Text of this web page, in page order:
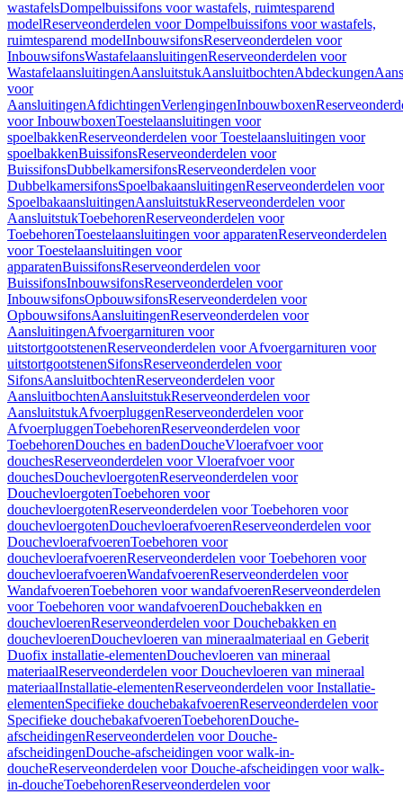
wastafelsDompelbuissifons voor wastafels, ruimtesparend
modelReserveonderdelen voor Dompelbuissifons voor wastafels,
ruimtesparend modelInbouwsifonsReserveonderdelen voor
InbouwsifonsWastafelaansluitingenReserveonderdelen voor
WastafelaansluitingenAansluitstukAansluitbochtenAbdeckungen
voor
AansluitingenAfdichtingenVerlengingenInbouwboxen
voor InbouwboxenToestelaansluitingen voor
spoelbakkenReserveonderdelen voor Toestelaansluitingen voor
spoelbakkenBuissifonsReserveonderdelen voor
BuissifonsDubbelkamersifonsReserveonderdelen voor
DubbelkamersifonsSpoelbakaansluitingenReserveonderdelen voor
SpoelbakaansluitingenAansluitstukReserveonderdelen voor
AansluitstukToebehorenReserveonderdelen voor
ToebehorenToestelaansluitingen voor apparatenReserveonderdelen
voor Toestelaansluitingen voor
apparatenBuissifonsReserveonderdelen voor
BuissifonsInbouwsifonsReserveonderdelen voor
InbouwsifonsOpbouwsifonsReserveonderdelen voor
OpbouwsifonsAansluitingenReserveonderdelen voor
AansluitingenAfvoergarnituren voor
uitstortgootstenenReserveonderdelen voor Afvoergarnituren voor
uitstortgootstenenSifonsReserveonderdelen voor
SifonsAansluitbochtenReserveonderdelen voor
AansluitbochtenAansluitstukReserveonderdelen voor
AansluitstukAfvoerpluggenReserveonderdelen voor
AfvoerpluggenToebehorenReserveonderdelen voor
ToebehorenDouches en badenDoucheVloerafvoer voor
douchesReserveonderdelen voor Vloerafvoer voor
douchesDouchevloergotenReserveonderdelen voor
DouchevloergotenToebehoren voor
douchevloergotenReserveonderdelen voor Toebehoren voor
douchevloergotenDouchevloerafvoerenReserveonderdelen voor
DouchevloerafvoerenToebehoren voor
douchevloerafvoerenReserveonderdelen voor Toebehoren voor
douchevloerafvoerenWandafvoerenReserveonderdelen voor
WandafvoerenToebehoren voor wandafvoerenReserveonderdelen
voor Toebehoren voor wandafvoerenDouchebakken en
douchevloerenReserveonderdelen voor Douchebakken en
douchevloerenDouchevloeren van mineraalmateriaal en Geberit
Duofix installatie-elementenDouchevloeren van mineraal
materiaalReserveonderdelen voor Douchevloeren van mineraal
materiaalInstallatie-elementenReserveonderdelen voor Installatie-
elementenSpecifieke douchebakafvoerenReserveonderdelen voor
Specifieke douchebakafvoerenToebehorenDouche-
afscheidingenReserveonderdelen voor Douche-
afscheidingenDouche-afscheidingen voor walk-in-
doucheReserveonderdelen voor Douche-afscheidingen voor walk-
in-doucheToebehorenReserveonderdelen voor